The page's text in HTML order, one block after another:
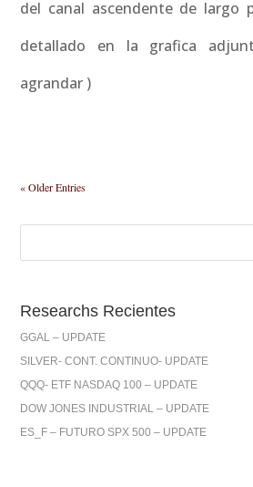
del canal ascendente de largo
detallado en la grafica
agrandar )
« Older Entries
Researchs Recientes
GGAL – UPDATE
SILVER- CONT. CONTINUO- UPDATE
QQQ- ETF NASDAQ 100 – UPDATE
DOW JONES INDUSTRIAL – UPDATE
ES_F – FUTURO SPX 500 – UPDATE